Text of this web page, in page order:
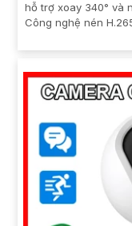
hỗ trợ xoay 340° và
Công nghệ nén